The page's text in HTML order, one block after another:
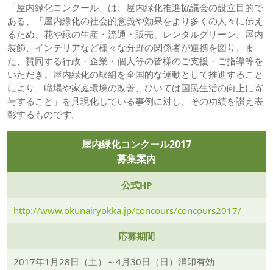
「屋内緑化コンクール」は、屋内緑化推進協議会の設立目的で
ある、「屋内緑化の社会的意義や効果をより多くの人々に伝え
るため、花や緑の生産・流通・販売、レンタルグリーン、屋内
装飾、インテリアなど様々な分野の関係者が連携を図り、ま
た、賛同する行政・企業・個人等の皆様のご支援・ご指導等を
いただき、屋内緑化の取組を全国的な運動として推進すること
により、職場や家庭環境の改善、ひいては国民生活の向上に寄
与すること」を具現化している事例に対し、その功績を讃え表
彰するものです。
屋内緑化コンクール2017
募集案内
公式HP
http://www.okunairyokka.jp/concours/concours2017/
応募期間
2017年1月28日（土）～4月30日（日）消印有効